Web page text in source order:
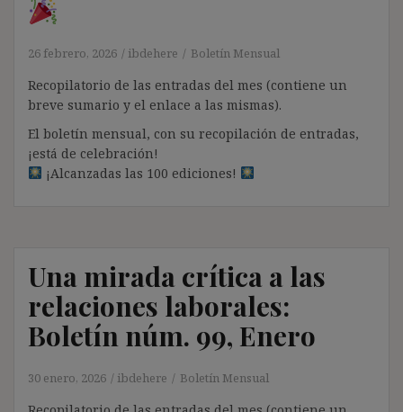
26 febrero, 2026 ibdehere Boletín Mensual
Recopilatorio de las entradas del mes (contiene un
breve sumario y el enlace a las mismas).
El boletín mensual, con su recopilación de entradas,
¡está de celebración!
¡Alcanzadas las 100 ediciones!
Una mirada crítica a las
relaciones laborales:
Boletín núm. 99, Enero
30 enero, 2026 ibdehere Boletín Mensual